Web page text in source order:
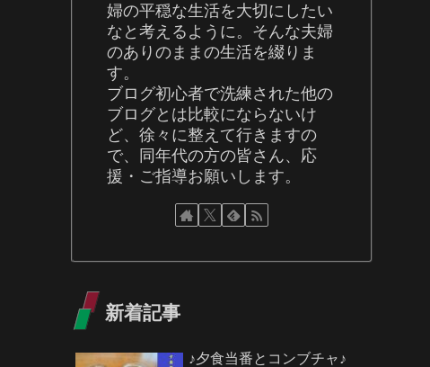
婦の平穏な生活を大切にしたい
なと考えるように。そんな夫婦
のありのままの生活を綴りま
す。
ブログ初心者で洗練された他の
ブログとは比較にならないけ
ど、徐々に整えて行きますの
で、同年代の方の皆さん、応
援・ご指導お願いします。
新着記事
♪夕食当番とコンブチャ♪